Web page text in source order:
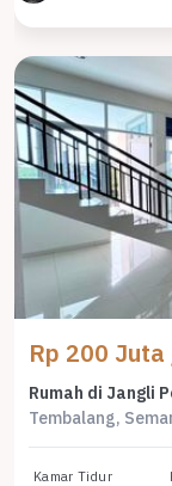
Rp 200
Rumah di Jangli
Tembalang,
Kamar Tidur